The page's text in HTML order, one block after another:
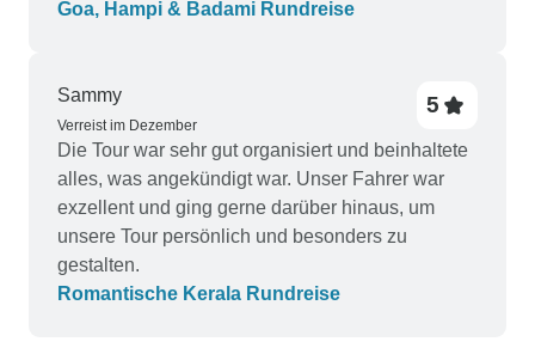
Clarks Inn lag in Velacherry an einer
Zimmer war staubig und abgenutzt. Die
Bettwäsche war nicht sehr frisch. Der
Duschvorhang war schimmelig und die
Badezimmertür war verrottet! -Mahabalipuram:
Hotel Mamalla Heritage: Sehr gut! -Pondicherry:
Das Annamalai war sehr schön, aber sehr weit
vom interessanten und lebendigen "Colonial
Goa, Hampi & Badami Rundreise
Sammy
Verreist im Dezember
5
Die Tour war sehr gut organisiert und beinhaltete
alles, was angekündigt war. Unser Fahrer war
exzellent und ging gerne darüber hinaus, um
unsere Tour persönlich und besonders zu
gestalten.
Romantische Kerala Rundreise